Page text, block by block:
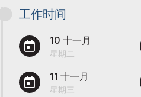
工作时间
10 十一月
星期二
11 十一月
星期三